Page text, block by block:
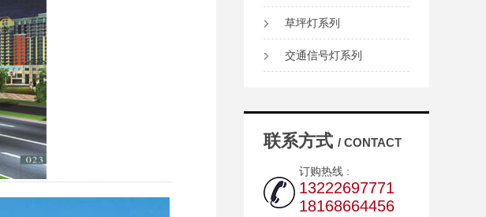
草坪灯系列
交通信号灯系列
联系方式 / CONTACT
订购热线 :
13222697771
18168664456